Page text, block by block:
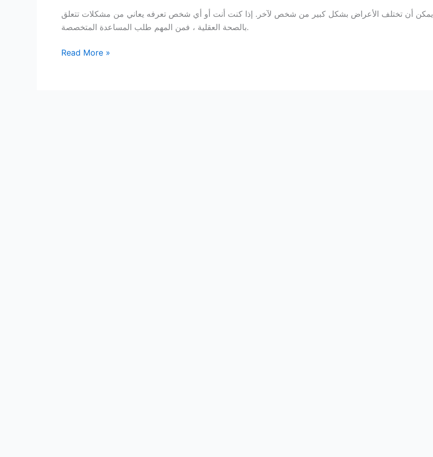
يمكن أن تختلف الأعراض بشكل كبير من شخص لآخر. إذا كنت أنت أو أي شخص تعرفه يعاني من مشكلات تتعلق
بالصحة العقلية ، فمن المهم طلب المساعدة المتخصصة.
أعراض
Read More »